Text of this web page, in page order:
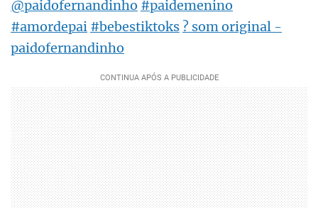
@paidofernandinho #paidemenino
#amordepai #bebestiktoks ? som original -
paidofernandinho